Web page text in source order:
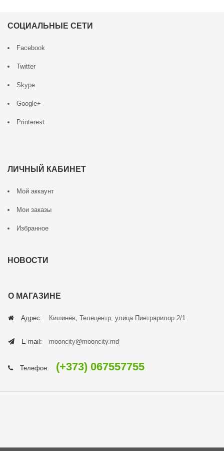
СОЦИАЛЬНЫЕ СЕТИ
Facebook
Twitter
Skype
Google+
Printerest
ЛИЧНЫЙ КАБИНЕТ
Мой аккаунт
Мои заказы
Избранное
НОВОСТИ
О МАГАЗИНЕ
Адрес: Кишинёв, Телецентр, улица Пиетрарилор 2/1
E-mail: mooncity@mooncity.md
Телефон: (+373) 067557755